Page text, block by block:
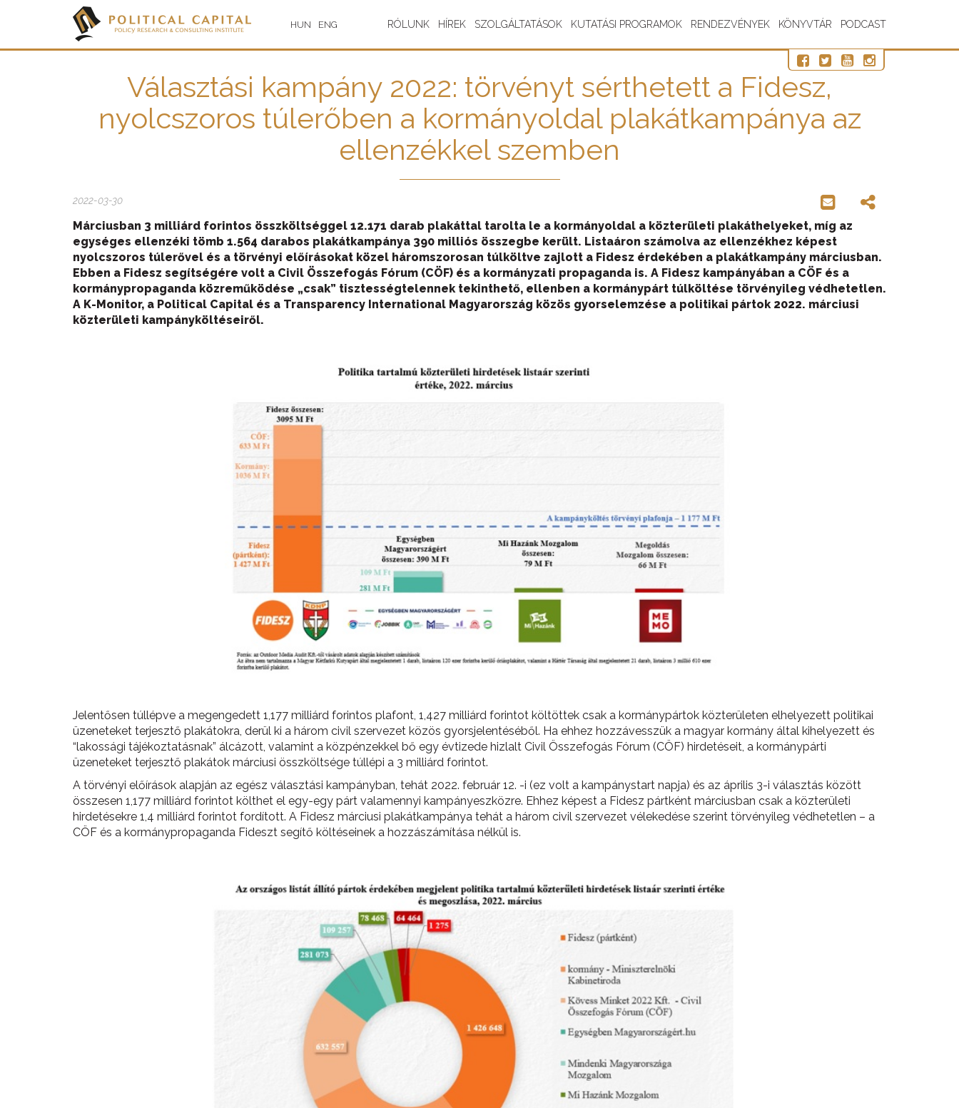
HUN ENG RÓLUNK HÍREK SZOLGÁLTATÁSOK KUTATÁSI PROGRAMOK RENDEZVÉNYEK KÖNYVTÁR PODCAST
Választási kampány 2022: törvényt sérthetett a Fidesz,
nyolcszoros túlerőben a kormányoldal plakátkampánya az
ellenzékkel szemben
2022-03-30
Márciusban 3 milliárd forintos összköltséggel 12.171 darab plakáttal tarolta le a kormányoldal a közterületi plakáthelyeket, míg az
egységes ellenzéki tömb 1.564 darabos plakátkampánya 390 milliós összegbe került. Listaáron számolva az ellenzékhez képest
nyolcszoros túlerővel és a törvényi előírásokat közel háromszorosan túlköltve zajlott a Fidesz érdekében a plakátkampány márciusban.
Ebben a Fidesz segítségére volt a Civil Összefogás Fórum (CÖF) és a kormányzati propaganda is. A Fidesz kampányában a CÖF és a
kormánypropaganda közreműködése „csak” tisztességtelennek tekinthető, ellenben a kormánypárt túlköltése törvényileg védhetetlen.
A K-Monitor, a Political Capital és a Transparency International Magyarország közös gyorselemzése a politikai pártok 2022. márciusi
közterületi kampányköltéseiről.
Jelentősen túllépve a megengedett 1,177 milliárd forintos plafont, 1,427 milliárd forintot költöttek csak a kormánypártok közterületen elhelyezett politikai
üzeneteket terjesztő plakátokra, derül ki a három civil szervezet közös gyorsjelentéséből. Ha ehhez hozzávesszük a magyar kormány által kihelyezett és
“lakossági tájékoztatásnak” álcázott, valamint a közpénzekkel bő egy évtizede hizlalt Civil Összefogás Fórum (CÖF) hirdetéseit, a kormánypárti
üzeneteket terjesztő plakátok márciusi összköltsége túllépi a 3 milliárd forintot.
A törvényi előírások alapján az egész választási kampányban, tehát 2022. február 12. -i (ez volt a kampánystart napja) és az április 3-i választás között
összesen 1,177 milliárd forintot költhet el egy-egy párt valamennyi kampányeszközre. Ehhez képest a Fidesz pártként márciusban csak a közterületi
hirdetésekre 1,4 milliárd forintot fordított. A Fidesz márciusi plakátkampánya tehát a három civil szervezet vélekedése szerint törvényileg védhetetlen – a
CÖF és a kormánypropaganda Fideszt segítő költéseinek a hozzászámítása nélkül is.